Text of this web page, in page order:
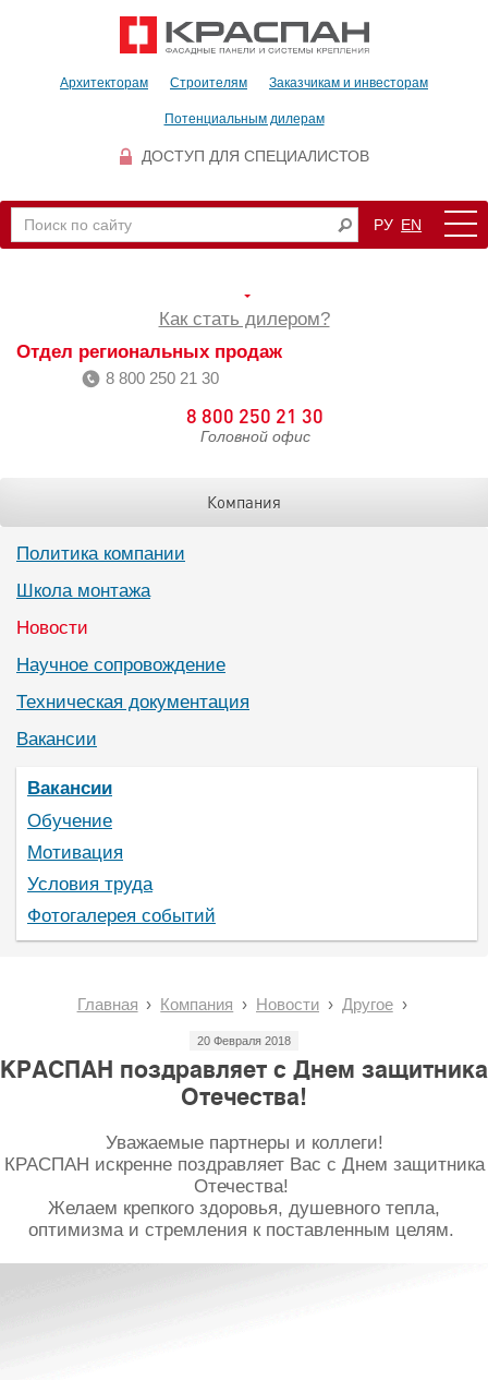
Архитекторам Строителям Заказчикам и инвесторам
Потенциальным дилерам
ДОСТУП ДЛЯ СПЕЦИАЛИСТОВ
РУ EN
Как стать дилером?
Отдел региональных продаж
8 800 250 21 30
8 800 250 21 30
Головной офис
Компания
Политика компании
Школа монтажа
Новости
Научное сопровождение
Техническая документация
Вакансии
Вакансии
Обучение
Мотивация
Условия труда
Фотогалерея событий
Главная Компания Новости Другое
20 Февраля 2018
КРАСПАН поздравляет с Днем защитника
Отечества!
Уважаемые партнеры и коллеги!
КРАСПАН искренне поздравляет Вас с Днем защитника
Отечества!
Желаем крепкого здоровья, душевного тепла,
оптимизма и стремления к поставленным целям.